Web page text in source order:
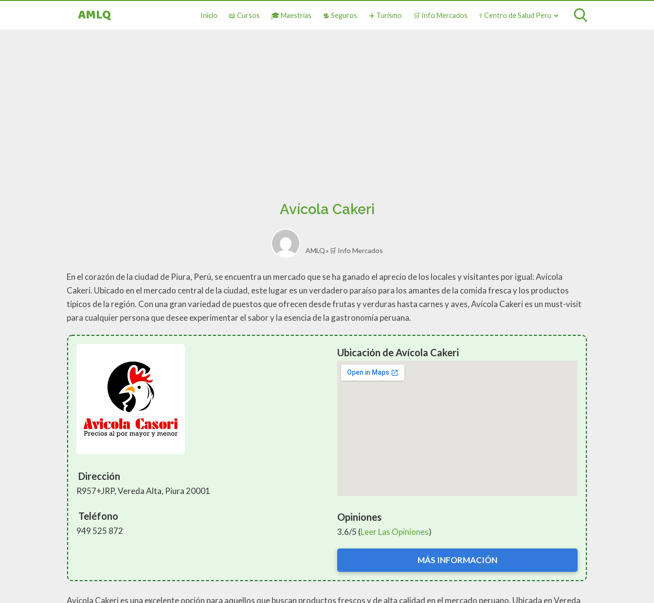
AMLQ Inicio 📖 Cursos 🎓 Maestrias 💲 Seguros ✈️ Turismo 🛒 Info Mercados ⚕️ Centro de Salud Peru
Avícola Cakeri
AMLQ 🛒 Info Mercados
En el corazón de la ciudad de Piura, Perú, se encuentra un mercado que se ha ganado el aprecio de los locales y visitantes por igual: Avícola
Cakeri. Ubicado en el mercado central de la ciudad, este lugar es un verdadero paraíso para los amantes de la comida fresca y los productos
típicos de la región. Con una gran variedad de puestos que ofrecen desde frutas y verduras hasta carnes y aves, Avícola Cakeri es un must-visit
para cualquier persona que desee experimentar el sabor y la esencia de la gastronomía peruana.
Dirección
R957+JRP, Vereda Alta, Piura 20001
Teléfono
949 525 872
Ubicación de Avícola Cakeri
Opiniones
3.6/5 (Leer Las Opiniones)
MÁS INFORMACIÓN
Avícola Cakeri es una excelente opción para aquellos que buscan productos frescos y de alta calidad en el mercado peruano. Ubicada en Vereda